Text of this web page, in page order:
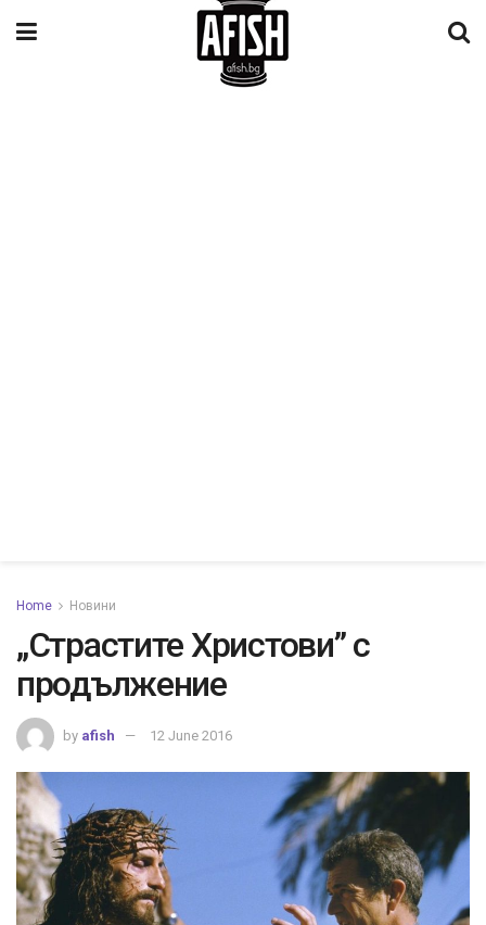
Home Новини
„Страстите Христови” с
продължение
by afish 12 June 2016